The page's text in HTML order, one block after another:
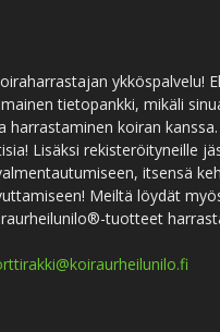
ykköspalvelu!
tietopankki, mikäli
harrastaminen koiran
Lisäksi rekisteröityneille
itsensä
Meiltä löydät
tuotteet